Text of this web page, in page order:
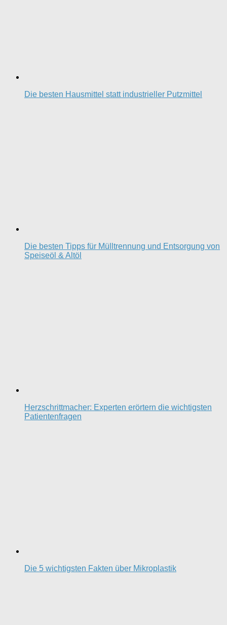
Die besten Hausmittel statt industrieller Putzmittel
Die besten Tipps für Mülltrennung und Entsorgung von
Speiseöl & Altöl
Herzschrittmacher: Experten erörtern die wichtigsten
Patientenfragen
Die 5 wichtigsten Fakten über Mikroplastik